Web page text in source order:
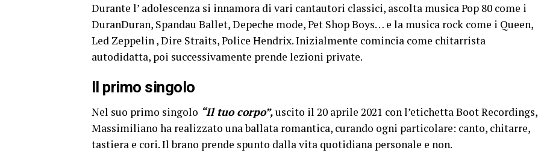
Durante l’ adolescenza si innamora di vari cantautori classici, ascolta musica Pop 80 come i
DuranDuran, Spandau Ballet, Depeche mode, Pet Shop Boys… e la musica rock come i Queen,
Led Zeppelin , Dire Straits, Police Hendrix. Inizialmente comincia come chitarrista
autodidatta, poi successivamente prende lezioni private.
Il primo singolo
Nel suo primo singolo “Il tuo corpo”,uscito il 20 aprile 2021 con l’etichetta Boot Recordings,
Massimiliano ha realizzato una ballata romantica, curando ogni particolare: canto, chitarre,
tastiera e cori. Il brano prende spunto dalla vita quotidiana personale e non.